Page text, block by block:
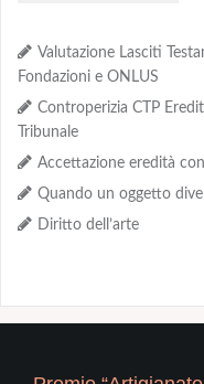
Valutazione Lasciti
Fondazioni e ONLUS
Controperizia CTP
Tribunale
Accettazione eredità
Quando un oggetto
Diritto dell’arte